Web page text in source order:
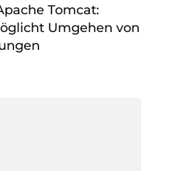
Tomcat:
Umgehen von